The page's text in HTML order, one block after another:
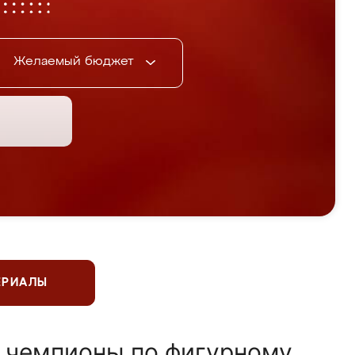
Желаемый бюджет